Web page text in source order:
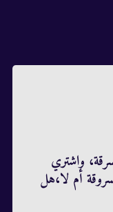
واشتري
أم لا،هل